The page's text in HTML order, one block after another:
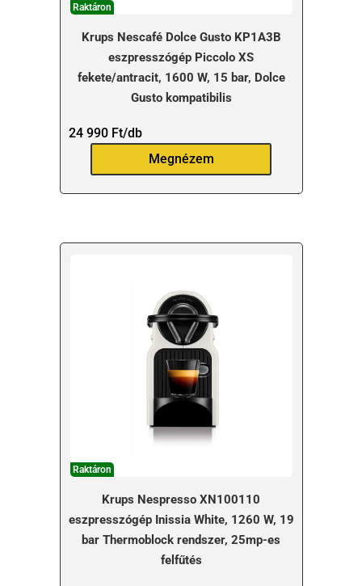
Raktáron
Krups Nescafé Dolce Gusto KP1A3B
eszpresszógép Piccolo XS
fekete/antracit, 1600 W, 15 bar, Dolce
Gusto kompatibilis
24 990 Ft/db
Megnézem
Raktáron
Krups Nespresso XN100110
eszpresszógép Inissia White, 1260 W, 19
bar Thermoblock rendszer, 25mp-es
felfűtés